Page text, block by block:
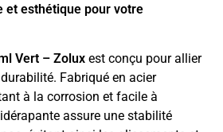
et esthétique pour votre
Vert – Zolux est conçu pour allier
Fabriqué en acier
à la corrosion et facile à
assure une stabilité